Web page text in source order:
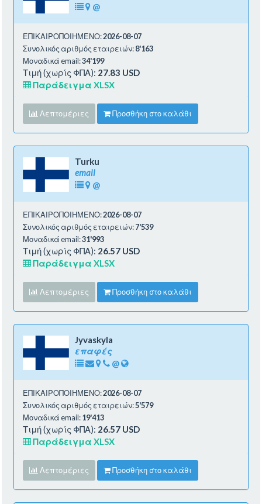
@
ΕΠΙΚΑΙΡΟΠΟΙΗΜΕΝΟ:2026-08-07
Συνολικός αριθμός εταιρειών:8'163
Μοναδικά email:34'199
Τιμή (χωρίς ΦΠΑ): 27.83 USD
Παράδειγμα XLSX
Λεπτομέριες Προσθήκη στο καλάθι
Turku
email
@
ΕΠΙΚΑΙΡΟΠΟΙΗΜΕΝΟ:2026-08-07
Συνολικός αριθμός εταιρειών:7'539
Μοναδικά email:31'993
Τιμή (χωρίς ΦΠΑ): 26.57 USD
Παράδειγμα XLSX
Λεπτομέριες Προσθήκη στο καλάθι
Jyvaskyla
επαφές
@
ΕΠΙΚΑΙΡΟΠΟΙΗΜΕΝΟ:2026-08-07
Συνολικός αριθμός εταιρειών:5'579
Μοναδικά email:19'413
Τιμή (χωρίς ΦΠΑ): 26.57 USD
Παράδειγμα XLSX
Λεπτομέριες Προσθήκη στο καλάθι